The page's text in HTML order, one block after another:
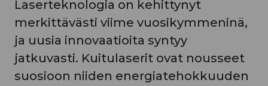
Laserteknologia on kehittynyt
merkittävästi viime vuosikymmeninä,
ja uusia innovaatioita syntyy
jatkuvasti. Kuitulaserit ovat nousseet
suosioon niiden energiatehokkuuden